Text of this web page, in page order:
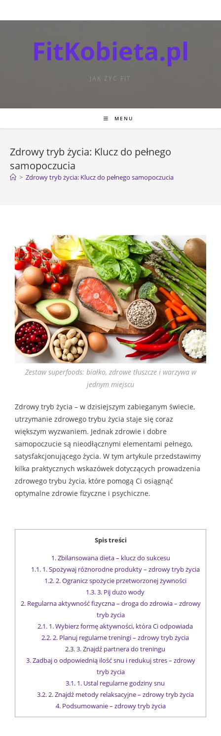
FitKobieta.pl
JAK ŻYC FIT
MENU
Zdrowy tryb życia: Klucz do pełnego
samopoczucia
> Zdrowy tryb życia: Klucz do pełnego samopoczucia
Zestaw superfoods: białko, zdrowe tłuszcze i warzywa w
jednym miejscu
Zdrowy tryb życia – w dzisiejszym zabieganym świecie,
utrzymanie zdrowego trybu życia staje się coraz
większym wyzwaniem. Jednak zdrowie i dobre
samopoczucie są nieodłącznymi elementami pełnego,
satysfakcjonującego życia. W tym artykule przedstawimy
kilka praktycznych wskazówek dotyczących prowadzenia
zdrowego trybu życia, które pomogą Ci osiągnąć
optymalne zdrowie fizyczne i psychiczne.
Spis treści
1.Zbilansowana dieta – klucz do sukcesu
1.1.1. Spożywaj różnorodne produkty – zdrowy tryb życia
1.2.2. Ogranicz spożycie przetworzonej żywności
1.3.3. Pij dużo wody
2.Regularna aktywność fizyczna – droga do zdrowia – zdrowy
tryb życia
2.1. 1. Wybierz formę aktywności, która Ci odpowiada
2.2.2. Planuj regularne treningi – zdrowy tryb życia
2.3.3. Znajdź partnera do treningu
3.Zadbaj o odpowiednią ilość snu i redukuj stres – zdrowy
tryb życia
3.1. 1. Ustal regularne godziny snu
3.2.2. Znajdź metody relaksacyjne – zdrowy tryb życia
4.Podsumowanie – zdrowy tryb życia